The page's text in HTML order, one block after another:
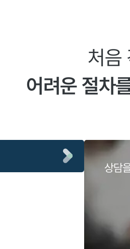
처음
어려운 절차
상담